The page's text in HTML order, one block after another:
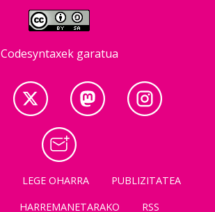
Codesyntaxek garatua
LEGE OHARRA
PUBLIZITATEA
HARREMANETARAKO RSS